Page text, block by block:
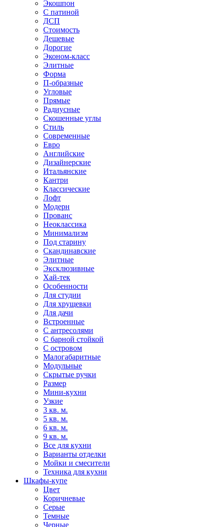
Экошпон
С патиной
ДСП
Стоимость
Дешевые
Дорогие
Эконом-класс
Элитные
Форма
П-образные
Угловые
Прямые
Радиусные
Скошенные углы
Стиль
Современные
Евро
Английские
Дизайнерские
Итальянские
Кантри
Классические
Лофт
Модерн
Прованс
Неоклассика
Минимализм
Под старину
Скандинавские
Элитные
Эксклюзивные
Хай-тек
Особенности
Для студии
Для хрущевки
Для дачи
Встроенные
С антресолями
С барной стойкой
С островом
Малогабаритные
Модульные
Скрытые ручки
Размер
Мини-кухни
Узкие
3 кв. м.
5 кв. м.
6 кв. м.
9 кв. м.
Все для кухни
Варианты отделки
Мойки и смесители
Техника для кухни
Шкафы-купе
Цвет
Коричневые
Серые
Темные
Черные